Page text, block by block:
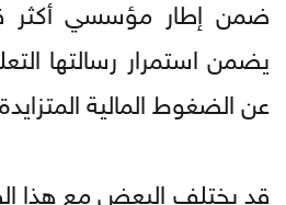
ضمن إطار مؤسسي أكثر
يضمن استمرار رسالتها
عن الضغوط المالية
قد يختلف البعض مع هذا